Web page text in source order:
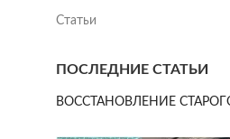
Статьи
ПОСЛЕДНИЕ СТАТЬИ
ВОССТАНОВЛЕНИЕ